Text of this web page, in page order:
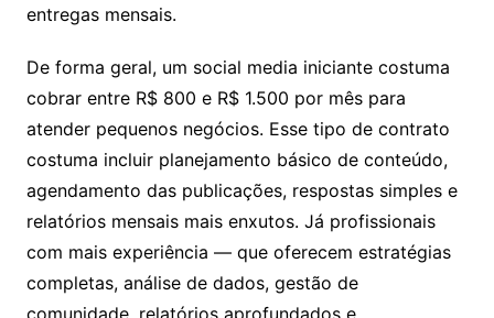
entregas mensais.
De forma geral, um social media iniciante costuma
cobrar entre R$ 800 e R$ 1.500 por mês para
atender pequenos negócios. Esse tipo de contrato
costuma incluir planejamento básico de conteúdo,
agendamento das publicações, respostas simples e
relatórios mensais mais enxutos. Já profissionais
com mais experiência — que oferecem estratégias
completas, análise de dados, gestão de
comunidade, relatórios aprofundados e